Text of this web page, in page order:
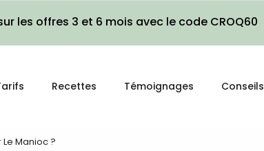
les offres 3 et 6 mois avec le code CROQ60
Recettes Témoignages Conseils
Manioc ?